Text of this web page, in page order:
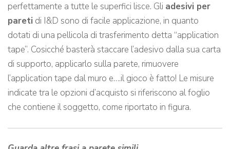
perfettamente a tutte le superfici lisce. Gli adesivi per
pareti di I&D sono di facile applicazione, in quanto
dotati di una pellicola di trasferimento detta “application
tape”. Cosicché basterà staccare l’adesivo dalla sua carta
di supporto, applicarlo sulla parete, rimuovere
l’application tape dal muro e….il gioco è fatto! Le misure
indicate tra le opzioni d’acquisto si riferiscono al foglio
che contiene il soggetto, come riportato in figura.